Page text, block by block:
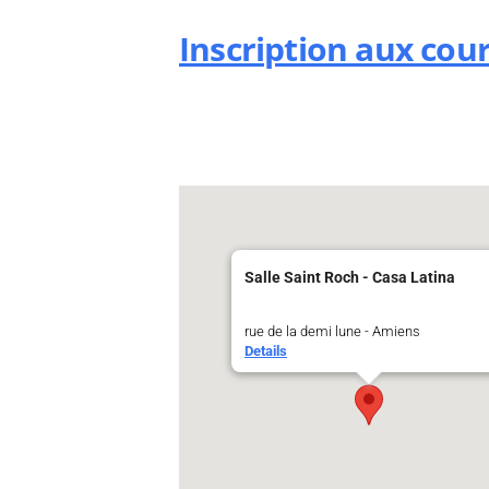
Inscription aux
Salle Saint Roch - Casa Latina
rue de la demi lune - Amiens
Details